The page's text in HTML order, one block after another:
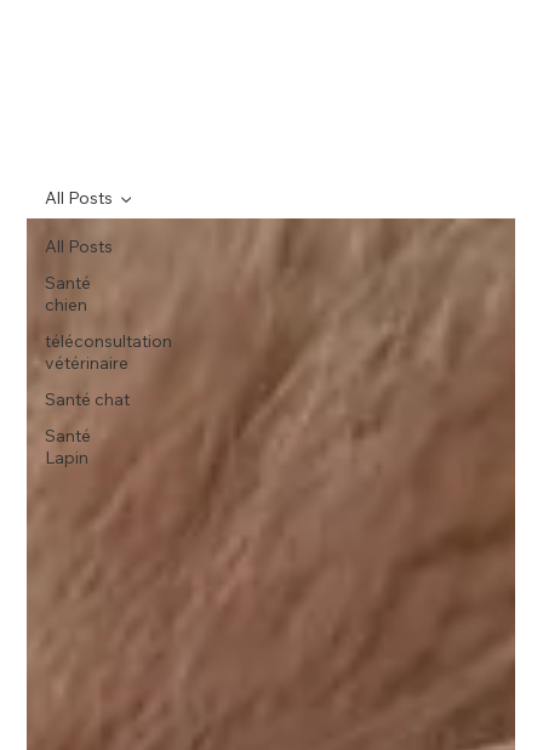
All Posts
Santé
chien
téléconsultation
vétérinaire
Santé chat
Santé
Lapin
All Posts